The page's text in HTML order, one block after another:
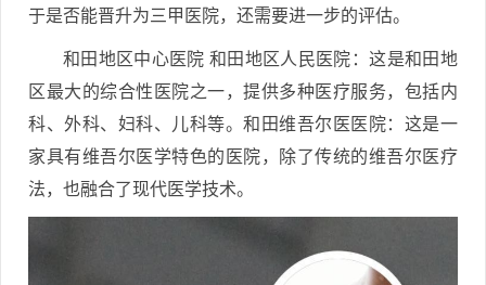
于是否能晋升为三甲医院，还需要进一步的评估。
和田地区中心医院 和田地区人民医院：这是和田地
区最大的综合性医院之一，提供多种医疗服务，包括内
科、外科、妇科、儿科等。和田维吾尔医医院：这是一
家具有维吾尔医学特色的医院，除了传统的维吾尔医疗
法，也融合了现代医学技术。